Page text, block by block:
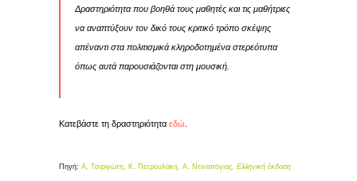
Δραστηριότητα που βοηθά τους μαθητές και τις μαθήτριες
να αναπτύξουν τον δικό τους κριτικό τρόπο σκέψης
απέναντι στα πολιτισμικά κληροδοτημένα στερεότυπα
όπως αυτά παρουσιάζονται στη μουσική.
Κατεβάστε τη δραστηριότητα εδώ
Πηγή: Α. Τσιριγώτη, Κ. Πετρουλάκη, Α. Ντιναπόγιας, Ελληνική έκδοση